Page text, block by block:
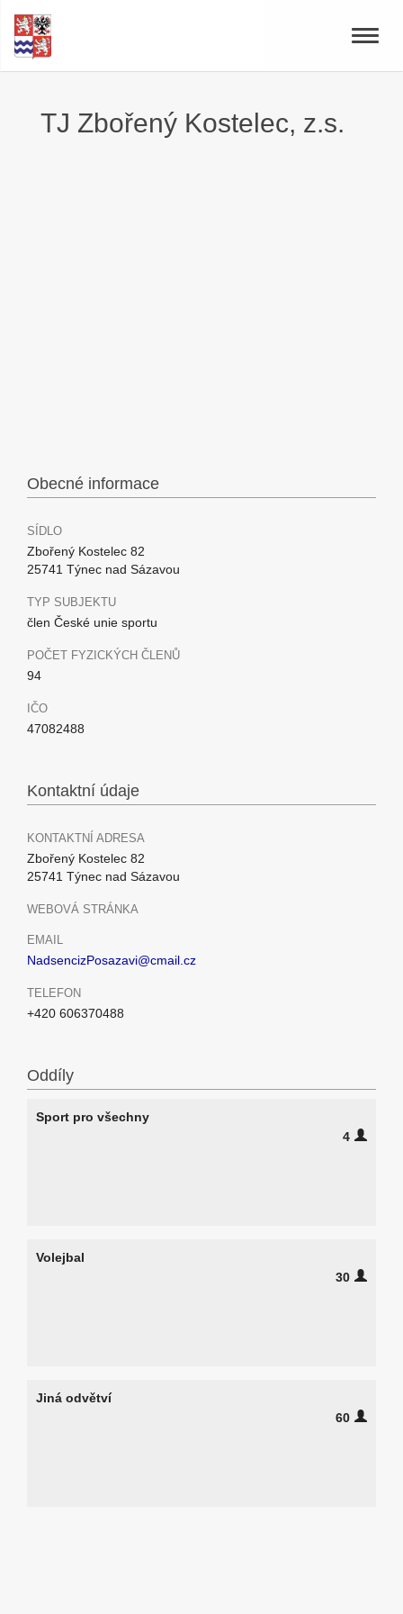
Toggle
TJ Zbořený Kostelec, z.s.
Obecné informace
SÍDLO
Zbořený Kostelec 82
25741 Týnec nad Sázavou
TYP SUBJEKTU
člen České unie sportu
POČET FYZICKÝCH ČLENŮ
94
IČO
47082488
Kontaktní údaje
KONTAKTNÍ ADRESA
Zbořený Kostelec 82
25741 Týnec nad Sázavou
WEBOVÁ STRÁNKA
EMAIL
NadsencizPosazavi@cmail.cz
TELEFON
+420 606370488
Oddíly
Sport pro všechny
4
Volejbal
30
Jiná odvětví
60